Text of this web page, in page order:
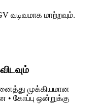
வடிவமாக மாற்றவும்.
முக்கியமான
• கோப்பு ஒன்றுக்கு